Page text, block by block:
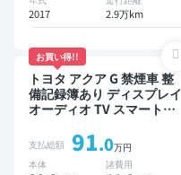
2017 2.9万km
お買い得!!
トヨタ アクア G 禁煙車 整
備記録簿あり ディスプレイ
オーディオ TV スマートキ
突軽減
支払総額 91.0万円
本体
諸費用